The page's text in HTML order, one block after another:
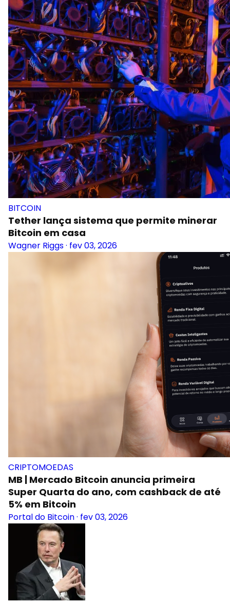
BITCOIN
Tether lança sistema que permite minerar
Bitcoin em casa
Wagner Riggs· fev 03, 2026
CRIPTOMOEDAS
MB | Mercado Bitcoin anuncia primeira
Super Quarta do ano, com cashback de até
5% em Bitcoin
Portal do Bitcoin· fev 03, 2026